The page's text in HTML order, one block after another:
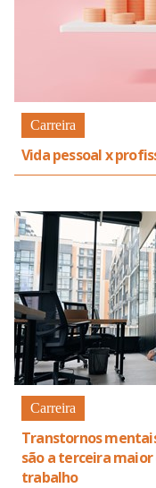
Carreira
Vida pessoal x
Carreira
Transtornos
são a terceira
trabalho